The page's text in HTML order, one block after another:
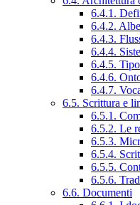
6.4.1.
6.4.2.
6.4.3.
6.4.4.
6.4.5.
6.4.6.
6.4.7.
6.5. Scrittura e
6.5.1.
6.5.2. Le
6.5.3.
6.5.4.
6.5.5.
6.5.6.
6.6. Documenti